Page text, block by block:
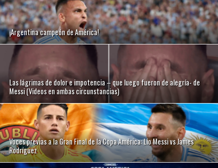
¡Argentina campeón de América!
Las lágrimas de dolor e impotencia – que luego fueron de alegría- de
Messi (Videos en ambas circunstancias)
Voces previas a la Gran Final de la Copa América: Lio Messi vs James
Rodríguez